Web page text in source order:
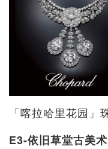
「喀拉哈里花园」
E3-依旧草堂古美术